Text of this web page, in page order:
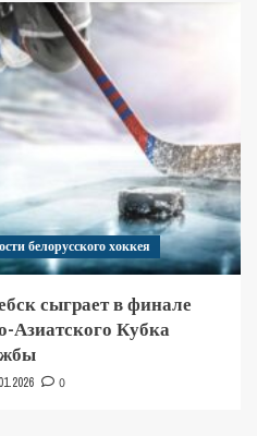
белорусского хоккея
сыграет в финале
Азиатского Кубка
0